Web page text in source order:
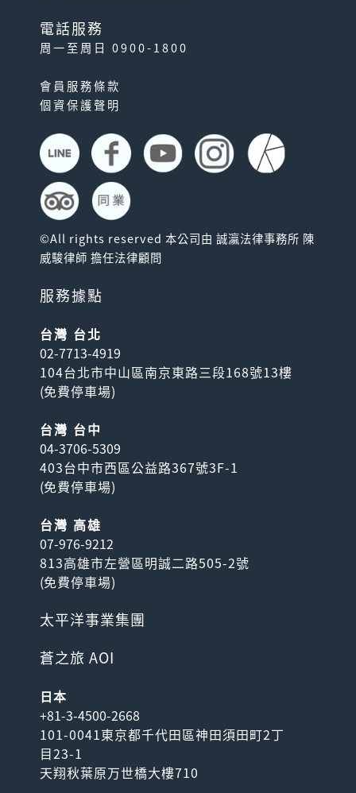
電話服務
周一至周日 0900-1800
會員服務條款
個資保護聲明
©All rights reserved 本公司由 誠瀛法律事務所 陳
威駿律師 擔任法律顧問
服務據點
台灣 台北
02-7713-4919
104台北市中山區南京東路三段168號13樓
(免費停車場)
台灣 台中
04-3706-5309
403台中市西區公益路367號3F-1
(免費停車場)
台灣 高雄
07-976-9212
813高雄市左營區明誠二路505-2號
(免費停車場)
太平洋事業集團
蒼之旅 AOI
日本
+81-3-4500-2668
101-0041東京都千代田區神田須田町2丁
目23-1
天翔秋葉原万世橋大樓710